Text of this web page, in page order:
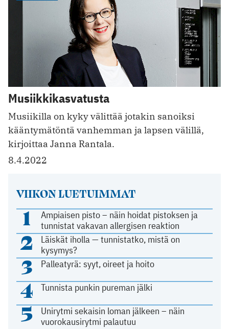
Musiikkikasvatusta
Musiikilla on kyky välittää jotakin sanoiksi
kääntymätöntä vanhemman ja lapsen välillä,
kirjoittaa Janna Rantala.
8.4.2022
VIIKON LUETUIMMAT
1
Ampiaisen pisto – näin hoidat pistoksen ja
tunnistat vakavan allergisen reaktion
2
Läiskät iholla — tunnistatko, mistä on
kysymys?
3 Palleatyrä: syyt, oireet ja hoito
4 Tunnista punkin pureman jälki
5
Unirytmi sekaisin loman jälkeen – näin
vuorokausirytmi palautuu